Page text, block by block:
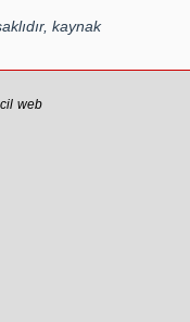
kaynak
web